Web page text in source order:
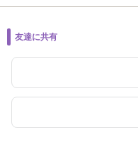
友達に共有